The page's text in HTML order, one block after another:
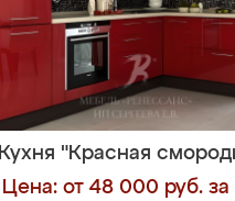
Кухня "Красная
Цена: от 48 000 руб. за